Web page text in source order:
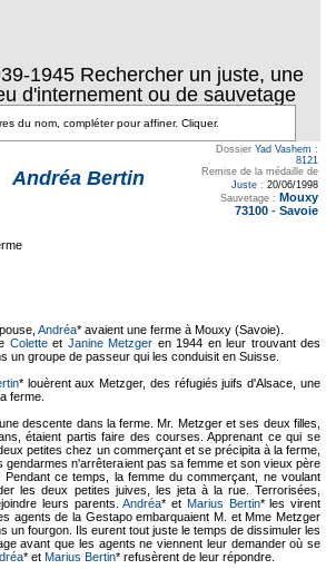
1945 Rechercher un juste, une
d'internement ou de sauvetage
Andréa Bertin
Dossier Yad Vashem :
8121
Remise de la médaille de
Juste : 20/06/1998
Sauvetage : Mouxy
73100 - Savoie
Andréa* avaient une ferme à Mouxy (Savoie).
Coletteet Janine Metzger en 1944 en leur trouvant des
un groupe de passeur qui les conduisit en Suisse.
* louèrent aux Metzger, des réfugiés juifs d'Alsace, une
ferme.
descente dans la ferme. Mr. Metzger et ses deux filles,
étaient partis faire des courses. Apprenant ce qui se
petites chez un commerçant et se précipita à la ferme,
gendarmes n'arrêteraient pas sa femme et son vieux père
ce temps, la femme du commerçant, ne voulant
les deux petites juives, les jeta à la rue. Terrorisées,
leurs parents.Andréa* et Marius Bertin* les virent
agents de la Gestapo embarquaient M. et Mme Metzger
un fourgon. Ils eurent tout juste le temps de dissimuler les
avant que les agents ne viennent leur demander où se
* et Marius Bertin* refusèrent de leur répondre.